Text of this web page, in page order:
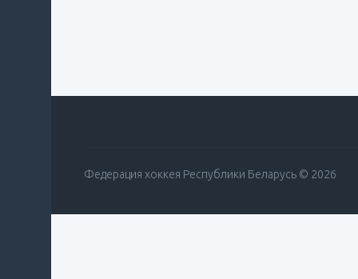
Федерация хоккея Республики Беларусь © 2026